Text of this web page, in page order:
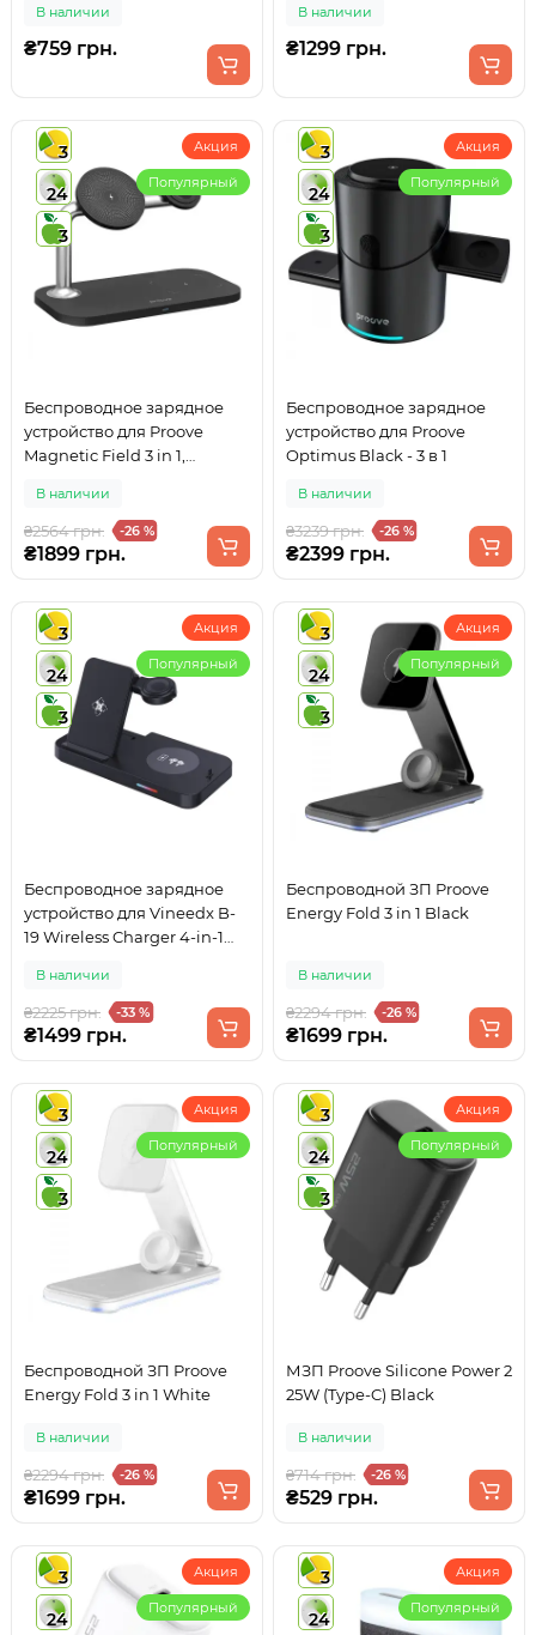
В наличии
₴759 грн.
В наличии
₴1299 грн.
3
24
3
Акция
Популярный
Беспроводное зарядное
устройство для Proove
Magnetic Field 3 in 1,
Type-C 15W Black (44657)
В наличии
₴2564 грн. -26 %
₴1899 грн.
3
24
3
Акция
Популярный
Беспроводное зарядное
устройство для Proove
Optimus Black - 3 в 1
В наличии
₴3239 грн. -26 %
₴2399 грн.
3
24
3
Акция
Популярный
Беспроводное зарядное
устройство для Vineedx B-
19 Wireless Charger 4-in-1
В наличии
₴2225 грн. -33 %
₴1499 грн.
3
24
3
Акция
Популярный
Беспроводной ЗП Proove
Energy Fold 3 in 1 Black
В наличии
₴2294 грн. -26 %
₴1699 грн.
3
24
3
Акция
Популярный
Беспроводной ЗП Proove
Energy Fold 3 in 1 White
В наличии
₴2294 грн. -26 %
₴1699 грн.
3
24
3
Акция
Популярный
МЗП Proove Silicone Power 2
25W (Type-C) Black
В наличии
₴714 грн. -26 %
₴529 грн.
3
24
Акция
Популярный
3
24
Акция
Популярный